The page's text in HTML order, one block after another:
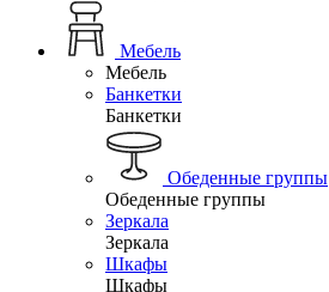
Мебель
Мебель
Банкетки
Банкетки
Обеденные группы
Обеденные группы
Зеркала
Зеркала
Шкафы
Шкафы